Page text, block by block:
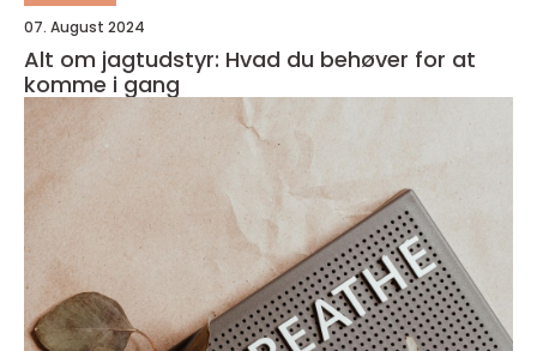
07. August 2024
Alt om jagtudstyr: Hvad du behøver for at
komme i gang